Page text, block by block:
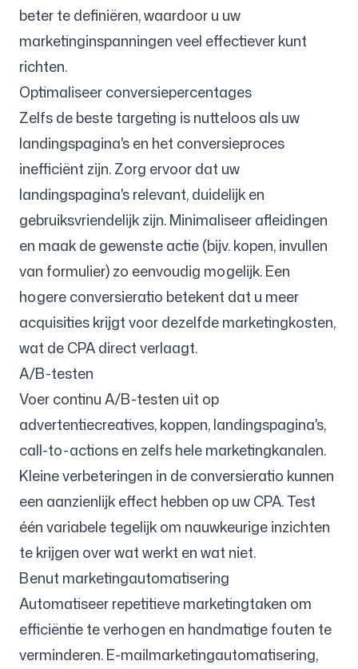
beter te definiëren, waardoor u uw
marketinginspanningen veel effectiever kunt
richten.
Optimaliseer conversiepercentages
Zelfs de beste targeting is nutteloos als uw
landingspagina's en het conversieproces
inefficiënt zijn. Zorg ervoor dat uw
landingspagina's relevant, duidelijk en
gebruiksvriendelijk zijn. Minimaliseer afleidingen
en maak de gewenste actie (bijv. kopen, invullen
van formulier) zo eenvoudig mogelijk. Een
hogere conversieratio betekent dat u meer
acquisities krijgt voor dezelfde marketingkosten,
wat de CPA direct verlaagt.
A/B-testen
Voer continu A/B-testen uit op
advertentiecreatives, koppen, landingspagina's,
call-to-actions en zelfs hele marketingkanalen.
Kleine verbeteringen in de conversieratio kunnen
een aanzienlijk effect hebben op uw CPA. Test
één variabele tegelijk om nauwkeurige inzichten
te krijgen over wat werkt en wat niet.
Benut marketingautomatisering
Automatiseer repetitieve marketingtaken om
efficiëntie te verhogen en handmatige fouten te
verminderen. E-mailmarketingautomatisering,